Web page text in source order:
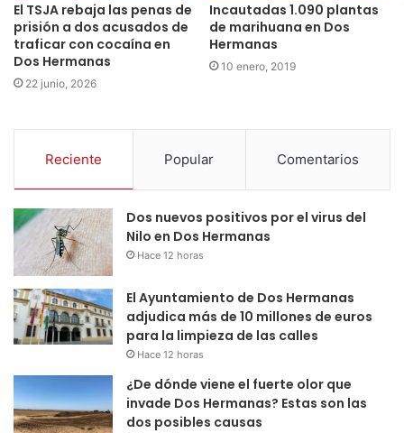
El TSJA rebaja las penas de
prisión a dos acusados de
traficar con cocaína en
Dos Hermanas
22 junio, 2026
Incautadas 1.090 plantas
de marihuana en Dos
Hermanas
10 enero, 2019
Reciente Popular Comentarios
Dos nuevos positivos por el virus del
Nilo en Dos Hermanas
Hace 12 horas
El Ayuntamiento de Dos Hermanas
adjudica más de 10 millones de euros
para la limpieza de las calles
Hace 12 horas
¿De dónde viene el fuerte olor que
invade Dos Hermanas? Estas son las
dos posibles causas